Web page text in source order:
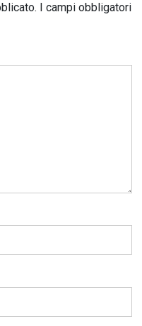
I campi obbligatori